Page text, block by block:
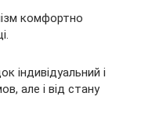
комфортно
індивідуальний і
але і від стану